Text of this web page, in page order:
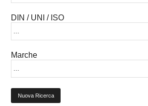
DIN / UNI / ISO
Marche
Nuova Ricerca